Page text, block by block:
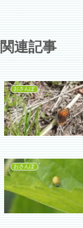
関連記事
おさんぽ
おさんぽ